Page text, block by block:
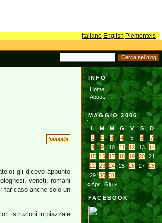
Italiano English Piemonteis
Itaaaalia
gli dicevo appunto
veneti, romani
far caso anche solo un
istruzioni in piazzale
INFO
:Home:
:About:
MAGGIO 2006
L M M G V S
D
1
2 3 4 5 6
7
8
9 10 11 12 13
14
15
16 17 18 19 20
21
22
23 24 25 26 27
28
29
30
31
« Apr
Giu »
FACEBOOK